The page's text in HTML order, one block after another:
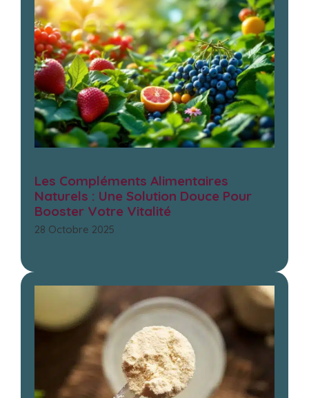
Les Compléments Alimentaires
Naturels : Une Solution Douce Pour
Booster Votre Vitalité
28 Octobre 2025